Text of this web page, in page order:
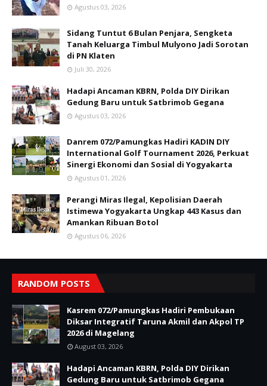
Agustus 03, 2026
Sidang Tuntut 6 Bulan Penjara, Sengketa
Tanah Keluarga Timbul Mulyono Jadi Sorotan
di PN Klaten
Juli 30, 2026
Hadapi Ancaman KBRN, Polda DIY Dirikan
Gedung Baru untuk Satbrimob Gegana
Agustus 03, 2026
Danrem 072/Pamungkas Hadiri KADIN DIY
International Golf Tournament 2026, Perkuat
Sinergi Ekonomi dan Sosial di Yogyakarta
Agustus 01, 2026
Perangi Miras Ilegal, Kepolisian Daerah
Istimewa Yogyakarta Ungkap 443 Kasus dan
Amankan Ribuan Botol
Agustus 06, 2026
RANDOM POSTS
Kasrem 072/Pamungkas Hadiri Pembukaan
Diksar Integratif Taruna Akmil dan Akpol TP
2026 di Magelang
August 03, 2026
Hadapi Ancaman KBRN, Polda DIY Dirikan
Gedung Baru untuk Satbrimob Gegana